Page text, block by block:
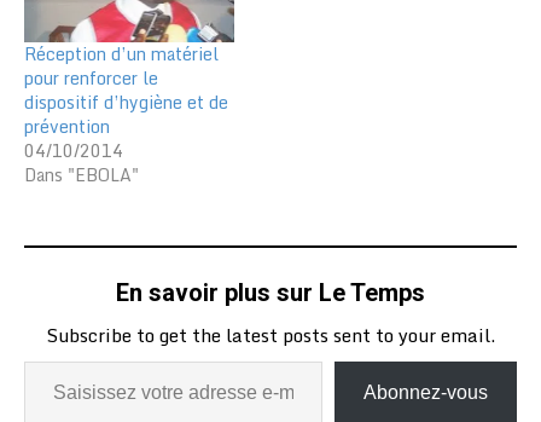
Réception d’un matériel
pour renforcer le
dispositif d’hygiène et de
prévention
04/10/2014
Dans "EBOLA"
En savoir plus sur Le Temps
Subscribe to get the latest posts sent to your email.
Abonnez-vous